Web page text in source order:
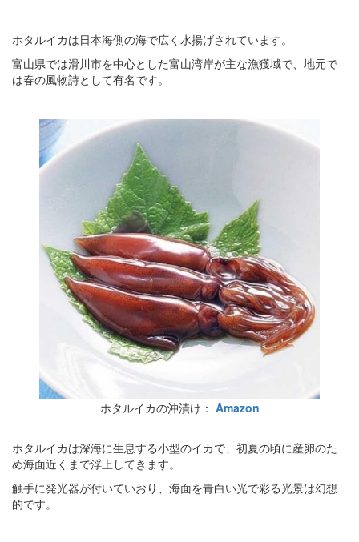
ホタルイカは日本海側の海で広く水揚げされています。
富山県では滑川市を中心とした富山湾岸が主な漁獲域で、地元で
は春の風物詩として有名です。
ホタルイカの沖漬け： Amazon
ホタルイカは深海に生息する小型のイカで、初夏の頃に産卵のた
め海面近くまで浮上してきます。
触手に発光器が付いていおり、海面を青白い光で彩る光景は幻想
的です。